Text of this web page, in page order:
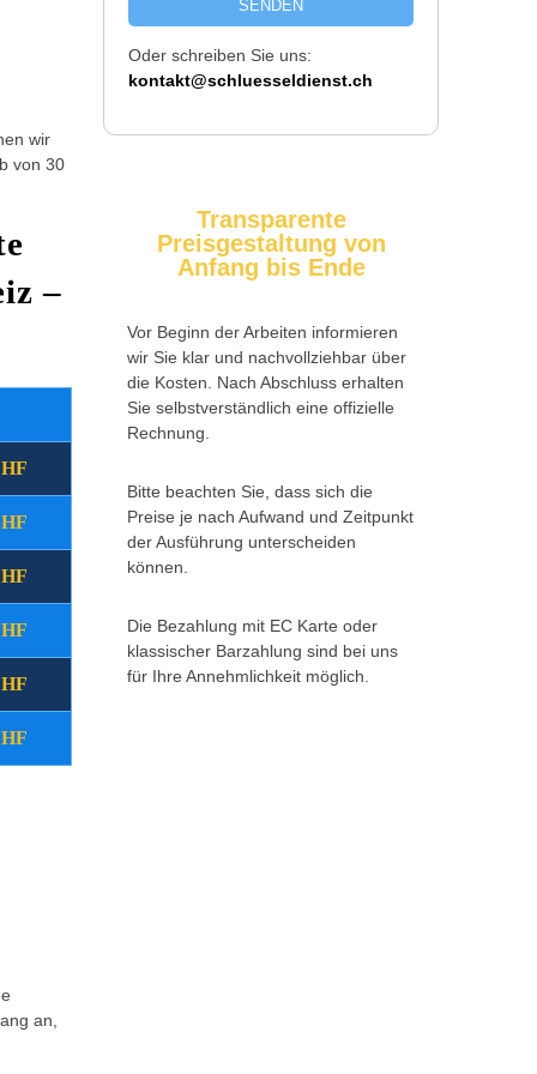
wir
von 30
–
Wochentag Zusatzkosten
Montag - Freitag (17:00 - 22:00 Uhr)
Montag - Freitag
Samstag (08:00 - 17:00 Uhr)
Sonntag/Feiertag
an,
SENDEN
Oder schreiben Sie uns:
kontakt@schluesseldienst.ch
Transparente
Preisgestaltung von
Anfang bis Ende
Vor Beginn der Arbeiten informieren
wir Sie klar und nachvollziehbar über
die Kosten. Nach Abschluss erhalten
Sie selbstverständlich eine offizielle
Rechnung.
Bitte beachten Sie, dass sich die
Preise je nach Aufwand und Zeitpunkt
der Ausführung unterscheiden
können.
Die Bezahlung mit EC Karte oder
klassischer Barzahlung sind bei uns
für Ihre Annehmlichkeit möglich.